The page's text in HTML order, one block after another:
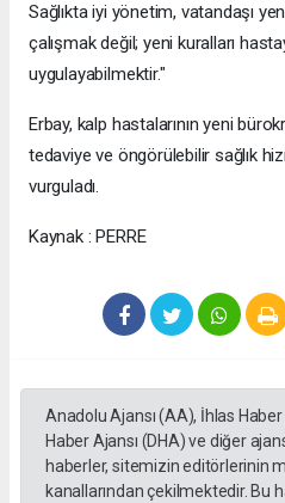
Sağlıkta iyi yönetim, vatandaşı
çalışmak değil; yeni kuralları
uygulayabilmektir."
Erbay, kalp hastalarının yeni
tedaviye ve öngörülebilir sağlık
vurguladı.
Kaynak : PERRE
Anadolu Ajansı (AA), İhlas
Haber Ajansı (DHA) ve diğer
haberler, sitemizin editörlerinin
kanallarından çekilmektedir. Bu